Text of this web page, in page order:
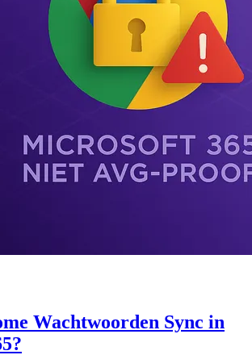
Wachtwoorden Sync in